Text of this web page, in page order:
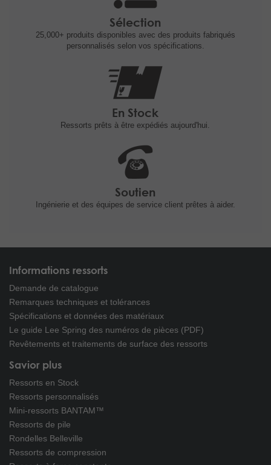
Sélection
25,000+ produits disponibles avec des produits fabriqués
personnalisés selon vos spécifications.
En Stock
Ressorts prêts à être expédiés aujourd'hui.
Soutien
Ingénierie et des équipes de service client prêtes à aider.
Informations ressorts
Demande de catalogue
Remarques techniques et tolérances
Spécifications et données des matériaux
Le guide Lee Spring des numéros de pièces (PDF)
Revêtements et traitements de surface des ressorts
Savior plus
Ressorts en Stock
Ressorts personnalisés
Mini-ressorts BANTAM™
Ressorts de pile
Rondelles Belleville
Ressorts de compression